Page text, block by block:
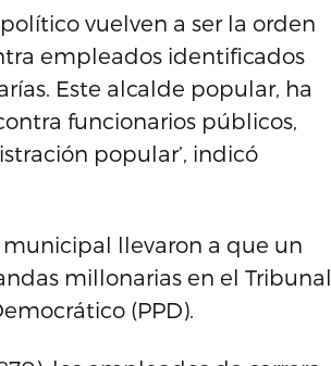
vuelven a ser la orden
empleados identificados
Este alcalde popular, ha
funcionarios públicos,
popular’, indicó
llevaron a que un
millonarias en el Tribunal
(PPD).